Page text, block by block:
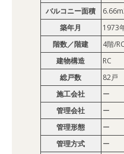
バルコニー面積
築年月
1973
階数／階建
4階/
建物構造
RC
総戸数
82戸
施工会社
ー
管理会社
ー
管理形態
ー
管理方式
ー